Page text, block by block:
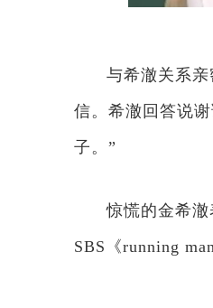
与希澈关系
信。希澈回答说
子。”
惊慌的金希
SBS《running